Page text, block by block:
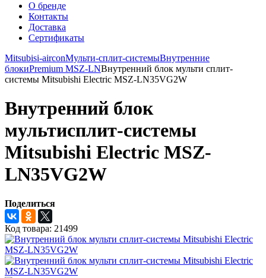
О бренде
Контакты
Доставка
Сертификаты
Mitsubisi-airconМульти-сплит-системыВнутренние
блокиPremium MSZ-LNВнутренний блок мульти сплит-
системы Mitsubishi Electric MSZ-LN35VG2W
Внутренний блок
мультисплит-системы
Mitsubishi Electric MSZ-
LN35VG2W
Поделиться
Код товара: 21499